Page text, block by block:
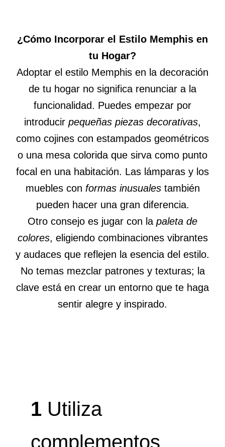
¿Cómo Incorporar el Estilo Memphis en
tu Hogar?
Adoptar el estilo Memphis en la decoración
de tu hogar no significa renunciar a la
funcionalidad. Puedes empezar por
introducir pequeñas piezas decorativas,
como cojines con estampados geométricos
o una mesa colorida que sirva como punto
focal en una habitación. Las lámparas y los
muebles con formas inusualestambién
pueden hacer una gran diferencia.
Otro consejo es jugar con la paleta de
colores, eligiendo combinaciones vibrantes
y audaces que reflejen la esencia del estilo.
No temas mezclar patrones y texturas; la
clave está en crear un entorno que te haga
sentir alegre y inspirado.
1 Utiliza
complementos